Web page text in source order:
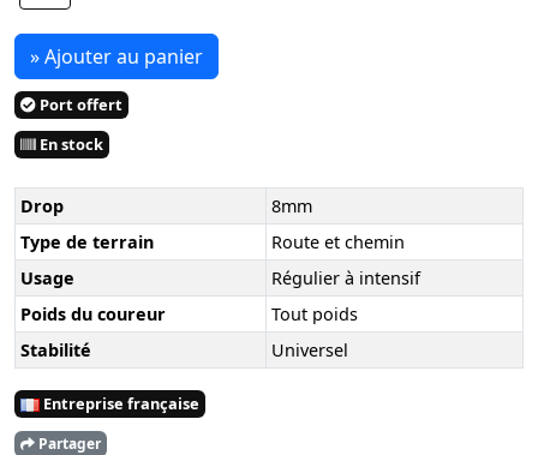
» Ajouter au panier
Port offert
En stock
Drop
8mm
Type de terrain
Route et chemin
Usage
Régulier à intensif
Poids du coureur
Tout poids
Stabilité
Universel
Entreprise française
Partager